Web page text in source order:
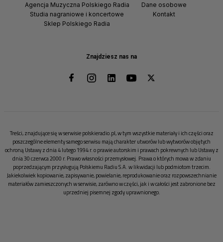
Znajdziesz nas na
Agencja Muzyczna Polskiego Radia
Studia nagraniowe i koncertowe
Sklep Polskiego Radia
Dane osobowe
Kontakt
Treści, znajdujące się w serwisie polskieradio.pl, w tym wszystkie materiały i ich części oraz
poszczególne elementy samego serwisu mają charakter utworów lub wytworów objętych
ochroną Ustawy z dnia 4 lutego 1994 r. o prawie autorskim i prawach pokrewnych lub Ustawy z
dnia 30 czerwca 2000 r. Prawo własności przemysłowej. Prawa o których mowa w zdaniu
poprzedzającym przysługują Polskiemu Radiu S.A. w likwidacji lub podmiotom trzecim.
Jakiekolwiek kopiowanie, zapisywanie, powielanie, reprodukowanie oraz rozpowszechnianie
materiałów zamieszczonych w serwisie, zarówno w części, jak i w całości jest zabronione bez
uprzedniej pisemnej zgody uprawnionego.